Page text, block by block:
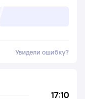
Увидели ошибку?
17:10